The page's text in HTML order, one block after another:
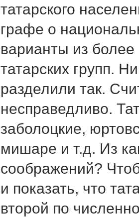
татарского
графе о
варианты из
татарских групп.
разделили так.
несправедливо.
заболоцкие,
мишаре и т.д. Из
соображений?
и показать, что
второй по